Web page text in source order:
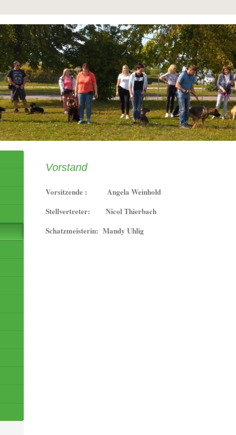
Vorstand
Vorsitzende : Angela Weinhold
Stellvertreter: Nicol Thierbach
Schatzmeisterin: Mandy Uhlig